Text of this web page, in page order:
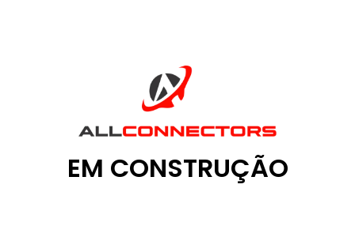
EM CONSTRUÇÃO